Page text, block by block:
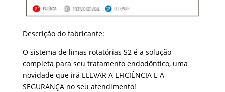
Descrição do fabricante:
O sistema de limas rotatórias S2 é a solução
completa para seu tratamento endodôntico, uma
novidade que irá ELEVAR A EFICIÊNCIA E A
SEGURANÇA no seu atendimento!